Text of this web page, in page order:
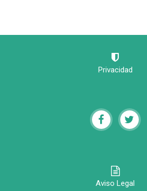
Privacidad
Aviso Legal